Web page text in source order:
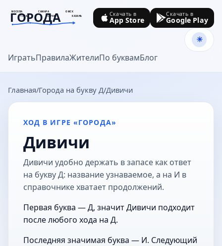
МОСКВА САМАРА
ОМСК
ТУЛА
СОЧИ КАЗАНЬ
ГОРОДА
goroda-na.ru
ИгратьПравилаЖителиПо буквамБлог
Скачать в
App Store
Скачать в
Google Play
Главная Города на букву Д Дивичи
ХОД В ИГРЕ «ГОРОДА»
Дивичи
Дивичи удобно держать в запасе как ответ
на букву Д: название узнаваемое, а на И в
справочнике хватает продолжений.
Первая буква — Д, значит Дивичи подходит
после любого хода на Д.
Последняя значимая буква — И. Следующий